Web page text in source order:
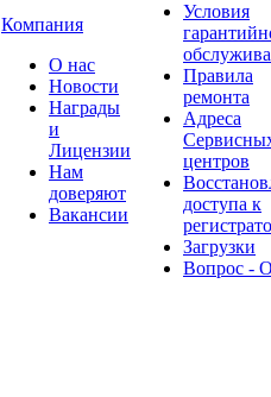
Компания
О нас
Новости
Награды
и
Лицензии
Нам
доверяют
Вакансии
Условия
Правила
ремонта
Адреса
центров
доступа к
Загрузки
Вопрос -